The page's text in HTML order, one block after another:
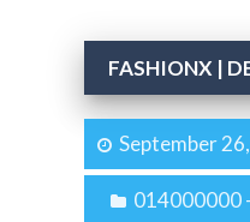
About Us
Contact Us
FASHIONX |
September
014000000